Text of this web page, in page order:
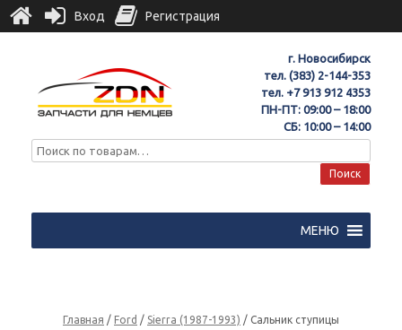
г. Новосибирск
тел. (383) 2-144-353
тел. +7 913 912 4353
ПН-ПТ: 09:00 – 18:00
СБ: 10:00 – 14:00
Поиск
МЕНЮ
Главная / Ford / Sierra (1987-1993) / Сальник ступицы
Вход Регистрация